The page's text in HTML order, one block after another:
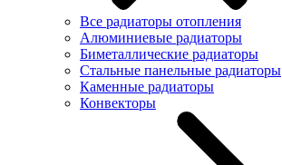
Все радиаторы отопления
Алюминиевые радиаторы
Биметаллические радиаторы
Стальные панельные радиаторы
Каменные радиаторы
Конвекторы